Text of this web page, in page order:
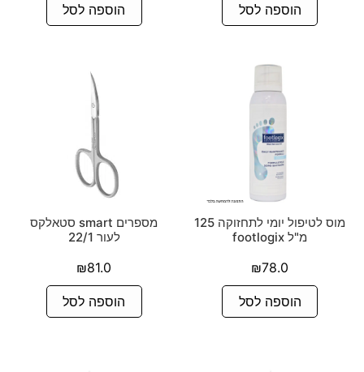
הוספה לסל הוספה לסל
מוס לטיפול יומי לתחזוקה 125
מ"ל footlogix
₪78.0
הוספה לסל
מספרים smart סטאלקס
לעור 22/1
₪81.0
הוספה לסל